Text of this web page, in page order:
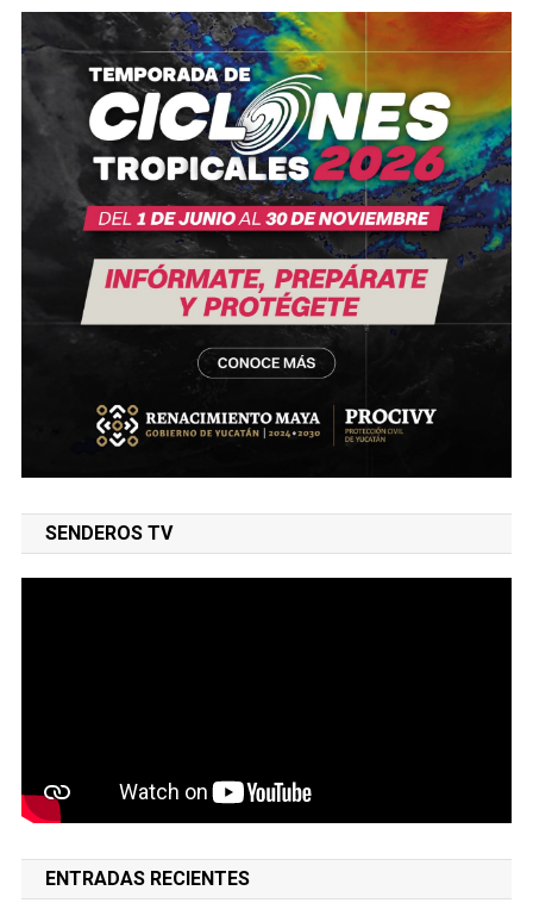
SENDEROS TV
ENTRADAS RECIENTES